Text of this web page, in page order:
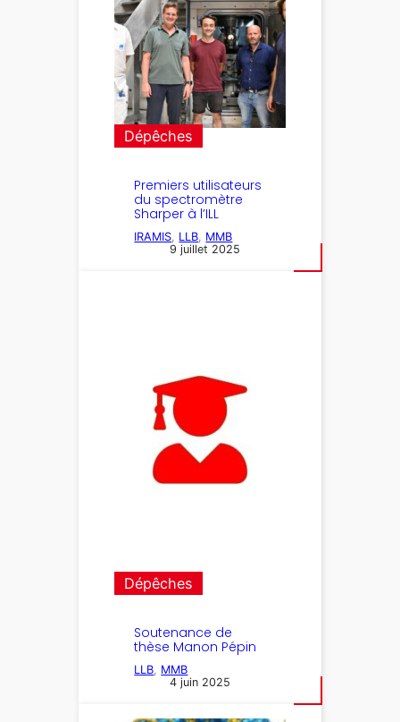
Dépêches
Premiers utilisateurs
du spectromètre
Sharper à l’ILL
IRAMIS LLB MMB
9 juillet 2025
Dépêches
Soutenance de
thèse Manon Pépin
LLB, MMB
4 juin 2025